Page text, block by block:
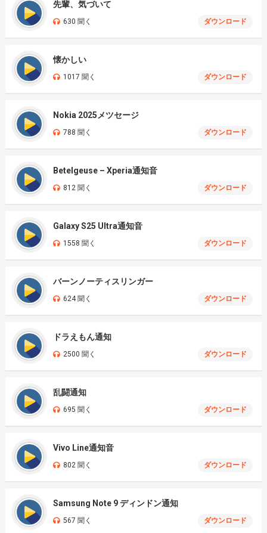
先輩、気づいて
630 聞く ダウンロード
懐かしい
1017 聞く ダウンロード
Nokia 2025メツセージ
788 聞く ダウンロード
Betelgeuse – Xperia通知音
812 聞く ダウンロード
Galaxy S25 Ultra通知音
1558 聞く ダウンロード
バーンノーティスリンガー
624 聞く ダウンロード
ドラえもん通知
2500 聞く ダウンロード
乱闘通知
695 聞く ダウンロード
Vivo Line通知音
802 聞く ダウンロード
Samsung Note 9 ディンドン通知
567 聞く ダウンロード